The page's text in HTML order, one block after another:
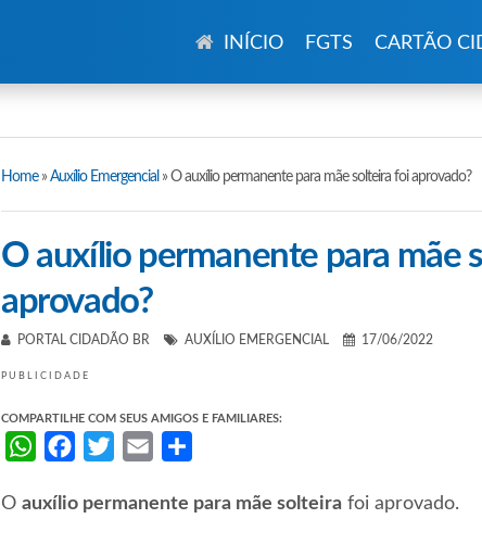
INÍCIO FGTS CARTÃO
Home»Auxílio Emergencial »O auxílio permanente para mãe solteira foi aprovado?
O auxílio permanente para mãe
aprovado?
PORTAL CIDADÃO BR AUXÍLIO EMERGENCIAL 17/06/2022
PUBLICIDADE
COMPARTILHE COM SEUS AMIGOS E FAMILIARES:
WhatsAppFacebook
TwitterEmail
O auxílio permanente para mãe solteirafoi aprovado.